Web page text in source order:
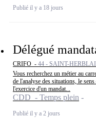
Publié il y a 18 jours
Délégué
CRIFO - 44 - SAINT-
Vous recherchez un métier au
de l'analyse des situations, le
l'exercice d'un mandat...
CDD - Temps plein
Publié il y a 2 jours